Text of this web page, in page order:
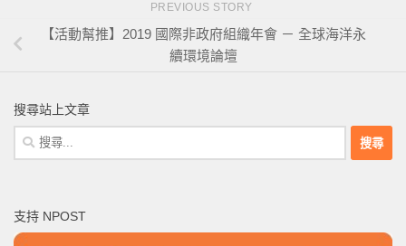
PREVIOUS STORY
【活動幫推】2019 國際非政府組織年會 － 全球海洋永
續環境論壇
搜尋站上文章
搜
尋
字:
支持 NPOST